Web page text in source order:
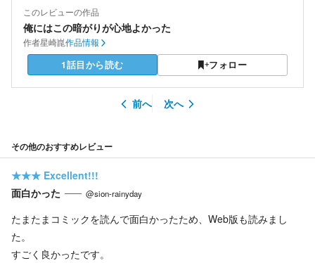
このレビューの作品
俺にはこの暗がりが心地よかった
作者星崎崑作品情報
1話目から読む フォロー
前へ 次へ
その他のおすすめレビュー
★★★ Excellent!!!
面白かった
@sion-rainyday
たまたまコミックを読んで面白かったため、Web版も読みまし
た。
すごく良かったです。